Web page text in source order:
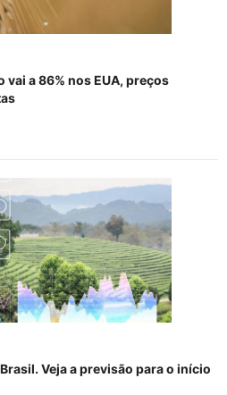
a 86% nos EUA, preços
Veja a previsão para o início